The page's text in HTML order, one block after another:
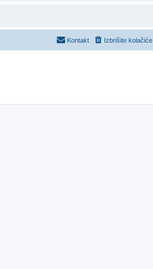
Izbrišite kolačiće
Kontakt